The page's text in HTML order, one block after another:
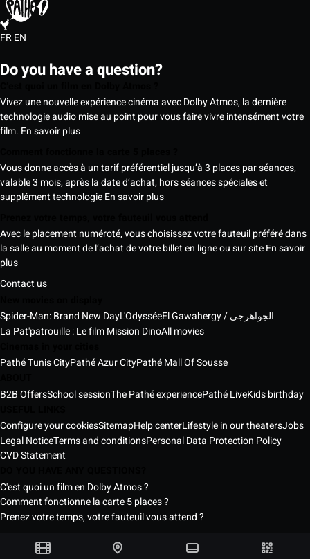
FREN
Do you have a question?
Vivez une nouvelle expérience cinéma avec Dolby Atmos, la dernière
technologie audio mise au point pour vous faire vivre intensément votre
film. En savoir plus
Vous donne accès à un tarif préférentiel jusqu’à 3 places par séances,
valable 3 mois, après la date d’achat, hors séances spéciales et
supplément technologieEn savoir plus
Avec le placement numéroté, vous choisissez votre fauteuil préféré dans
la salle au moment de l’achat de votre billet en ligne ou sur siteEn savoir
plus
Contact us
Spider-Man: Brand New DayL'Odyssée
El Gawahergy / الجواهرجي
La Pat'patrouille : Le film Mission DinoAll movies
Pathé Tunis CityPathé Azur CityPathé Mall Of Sousse
B2B OffersSchool sessionThe Pathé experiencePathé LiveKids birthday
Configure your cookiesSitemapHelp centerLifestyle in our theatersJobs
Legal NoticeTerms and conditionsPersonal Data Protection Policy
CVD Statement
C'est quoi un film en Dolby Atmos ?
Comment fonctionne la carte 5 places ?
Prenez votre temps, votre fauteuil vous attend ?
Pathé Tunisia Cinemas © 2026